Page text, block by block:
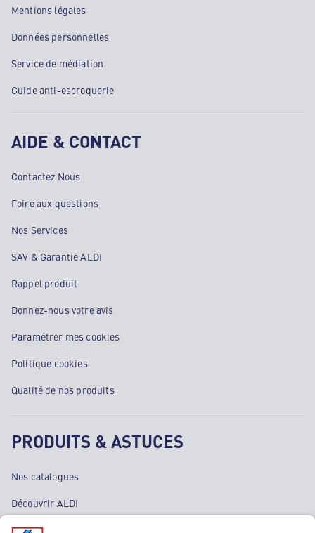
Mentions légales
Données personnelles
Service de médiation
Guide anti-escroquerie
AIDE & CONTACT
Contactez Nous
Foire aux questions
Nos Services
SAV & Garantie ALDI
Rappel produit
Donnez-nous votre avis
Paramétrer mes cookies
Politique cookies
Qualité de nos produits
PRODUITS & ASTUCES
Nos catalogues
Découvrir ALDI
Nos bons plans